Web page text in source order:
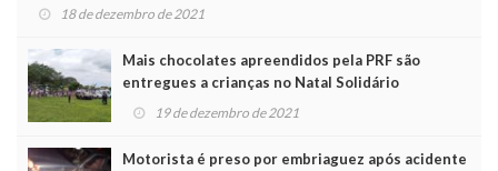
18 de dezembro de 2021
Mais chocolates apreendidos pela PRF são
entregues a crianças no Natal Solidário
19 de dezembro de 2021
Motorista é preso por embriaguez após acidente